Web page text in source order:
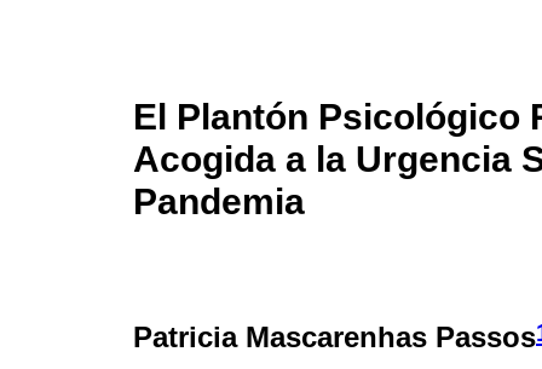
El Plantón Psicológico
Acogida a la Urgencia
Pandemia
Patricia Mascarenhas Passos